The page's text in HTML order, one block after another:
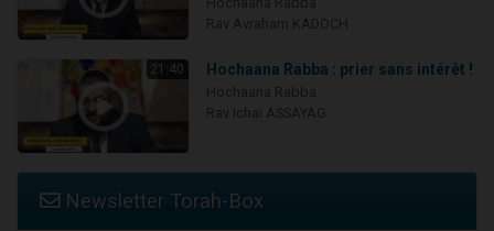
21:40 Hochaana Rabba : prier sans intérêt !
Newsletter Torah-Box